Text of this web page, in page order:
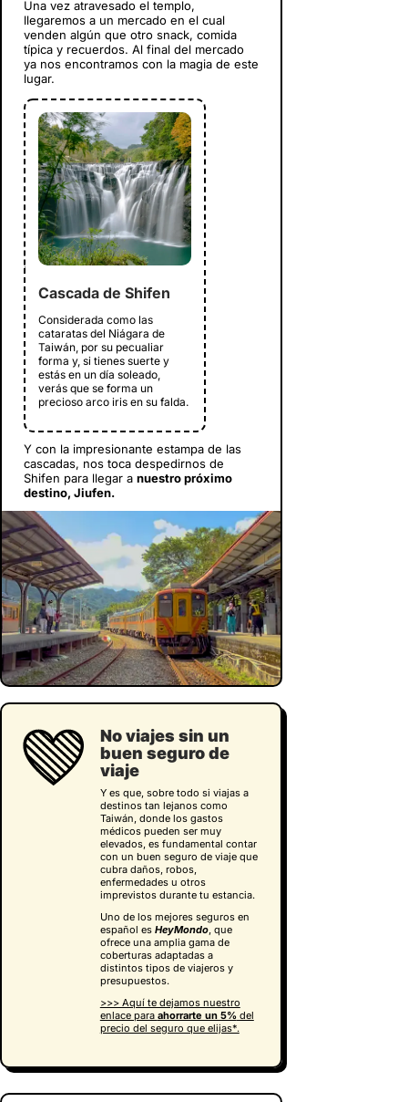
Una vez atravesado el templo,
llegaremos a un mercado en el cual
venden algún que otro snack, comida
típica y recuerdos. Al final del mercado
ya nos encontramos con la magia de este
lugar.
Cascada de Shifen
Considerada como las
cataratas del Niágara de
Taiwán, por su pecualiar
forma y, si tienes suerte y
estás en un día soleado,
verás que se forma un
precioso arco iris en su falda.
Y con la impresionante estampa de las
cascadas, nos toca despedirnos de
Shifen para llegar a nuestro próximo
destino, Jiufen.
No viajes sin un
buen seguro de
viaje
Y es que, sobre todo si viajas a
destinos tan lejanos como
Taiwán, donde los gastos
médicos pueden ser muy
elevados, es fundamental contar
con un buen seguro de viaje que
cubra daños, robos,
enfermedades u otros
imprevistos durante tu estancia.
Uno de los mejores seguros en
español es HeyMondo, que
ofrece una amplia gama de
coberturas adaptadas a
distintos tipos de viajeros y
presupuestos.
>>> Aquí te dejamos nuestro
enlace para ahorrarte un 5%del
precio del seguro que elijas*.